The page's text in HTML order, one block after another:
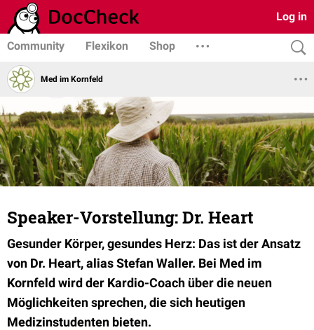
Log in
Community Flexikon Shop
Med im Kornfeld
Speaker-Vorstellung: Dr. Heart
Gesunder Körper, gesundes Herz: Das ist der Ansatz
von Dr. Heart, alias Stefan Waller. Bei Med im
Kornfeld wird der Kardio-Coach über die neuen
Möglichkeiten sprechen, die sich heutigen
Medizinstudenten bieten.